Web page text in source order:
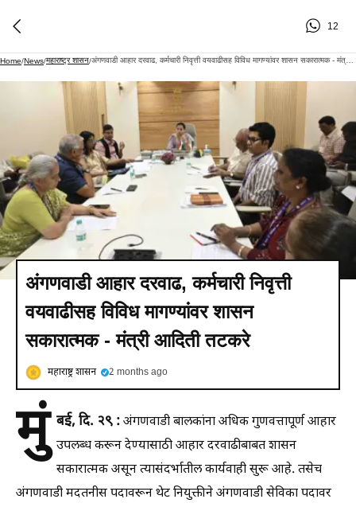
12
Home/News/महाराष्ट्र शासन/
अंगणवाडी आहार दरवाढ, कर्मचारी निवृत्ती
वयवाढीसह विविध मागण्यांवर शासन
सकारात्मक - मंत्री आदिती तटकरे
महाराष्ट्र शासन 2 months ago
मुं बई, दि. २९ :अंगणवाडी बालकांना अधिक गुणवत्तापूर्ण आहार
उपलब्ध करून देण्यासाठी आहार दरवाढीबाबत शासन
सकारात्मक असून त्यासंदर्भातील कार्यवाही सुरू आहे. तसेच
अंगणवाडी मदतनीस पदावरून थेट नियुक्तीने अंगणवाडी सेविका पदावर